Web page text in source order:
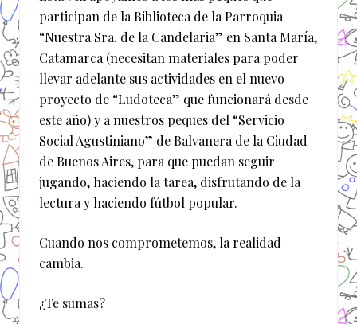
participan de la Biblioteca de la Parroquia
“Nuestra Sra. de la Candelaria” en Santa María,
Catamarca (necesitan materiales para poder
llevar adelante sus actividades en el nuevo
proyecto de “Ludoteca” que funcionará desde
este año) y a nuestros peques del “Servicio
Social Agustiniano” de Balvanera de la Ciudad
de Buenos Aires, para que puedan seguir
jugando, haciendo la tarea, disfrutando de la
lectura y haciendo fútbol popular.
Cuando nos comprometemos, la realidad
cambia.
¿Te sumas?